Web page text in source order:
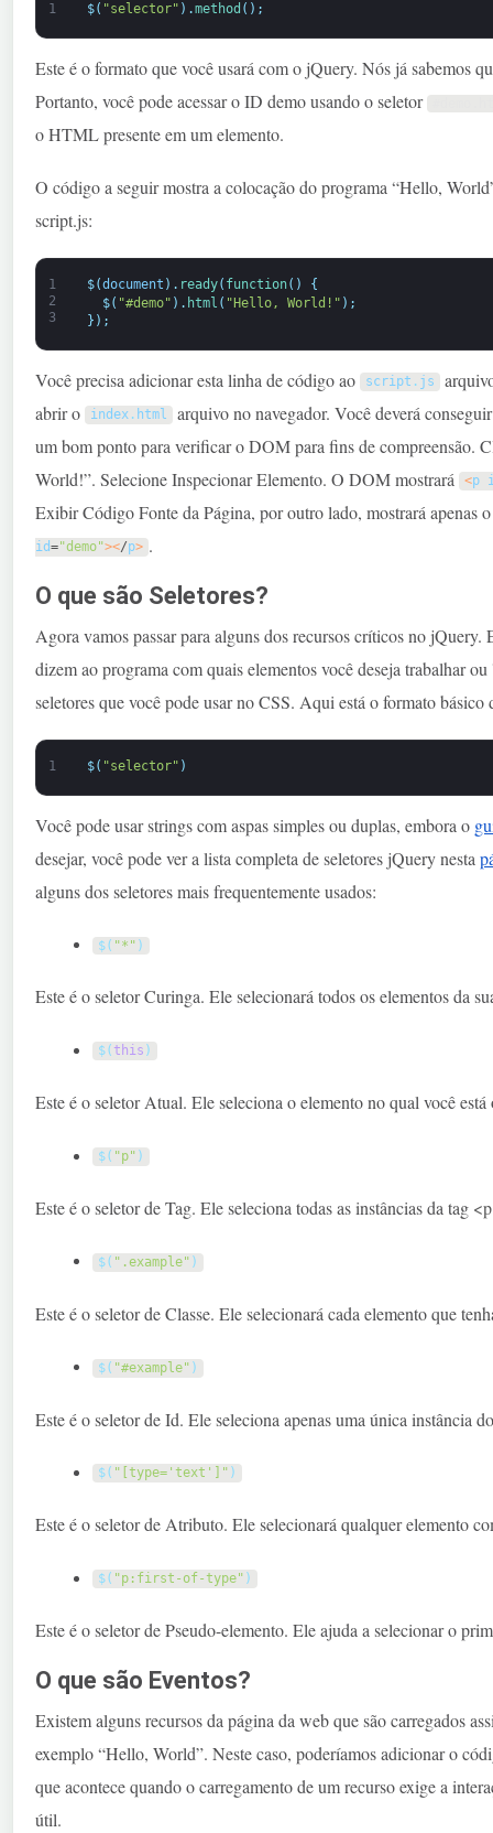
1 $( "selector" ) .method ( ) ;
Este é o formato que você usará com o jQuery. Nós já sabemos
Portanto, você pode acessar o ID demo usando o seletor
o HTML presente em um elemento.
O código a seguir mostra a colocação do programa “Hello,
script.js:
1
2
3
$(document ) . ready( function( )
{
$( "#demo" ) . html ( "Hello, World!" ) ;
} ) ;
Você precisa adicionar esta linha de código ao script . js
abrir o
index. html arquivo no navegador. Você deverá
um bom ponto para verificar o DOM para fins de compreensão.
World!”. Selecione Inspecionar Elemento. O DOM mostrará
<p
Exibir Código Fonte da Página, por outro lado, mostrará apenas
id="demo"></p> .
O que são Seletores?
Agora vamos passar para alguns dos recursos críticos no jQuery.
dizem ao programa com quais elementos você deseja trabalhar
seletores que você pode usar no CSS. Aqui está o formato
1 $( "selector" )
Você pode usar strings com aspas simples ou duplas, embora o
desejar, você pode ver a lista completa de seletores jQuery nesta
alguns dos seletores mais frequentemente usados:
$( "*" )
Este é o seletor Curinga. Ele selecionará todos os elementos da
$( this )
Este é o seletor Atual. Ele seleciona o elemento no qual você
$( "p" )
Este é o seletor de Tag. Ele seleciona todas as instâncias da tag
$( ".example" )
Este é o seletor de Classe. Ele selecionará cada elemento que
$( "#example" )
Este é o seletor de Id. Ele seleciona apenas uma única instância
$( "[type='text']" )
Este é o seletor de Atributo. Ele selecionará qualquer elemento
$( "p:first-of-type" )
Este é o seletor de Pseudo-elemento. Ele ajuda a selecionar o
O que são Eventos?
Existem alguns recursos da página da web que são carregados
exemplo “Hello, World”. Neste caso, poderíamos adicionar o
que acontece quando o carregamento de um recurso exige a
útil.